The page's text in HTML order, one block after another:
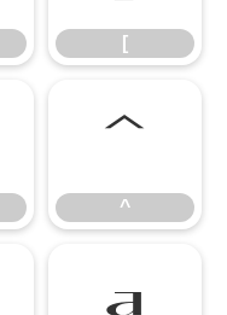
[
^
^
a